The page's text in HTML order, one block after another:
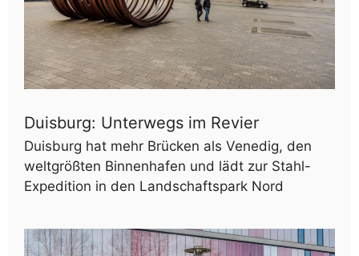
Duisburg: Unterwegs im Revier
Duisburg hat mehr Brücken als Venedig, den
weltgrößten Binnenhafen und lädt zur Stahl-
Expedition in den Landschaftspark Nord